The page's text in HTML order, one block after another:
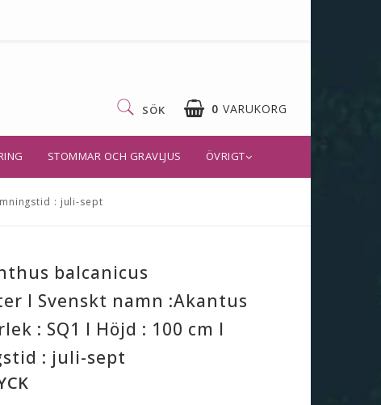
0 VARUKORG
SÖK
STOMMAR OCH GRAVLJUS ÖVRIGT
: juli-sept
balcanicus
I Svenskt namn :Akantus
: SQ1 I Höjd : 100 cm I
: juli-sept